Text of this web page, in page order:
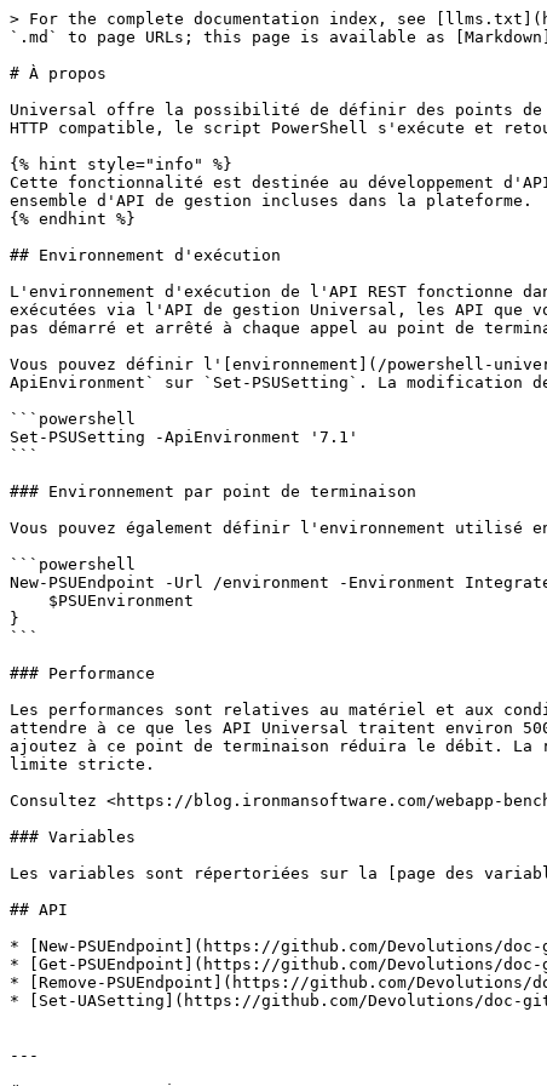
> For the complete documentation index, see
`.md` to page URLs; this page is available as
# À propos
Universal offre la possibilité de définir des points de
HTTP compatible, le script PowerShell s'exécute et
{% hint style="info" %}
Cette fonctionnalité est destinée au développement
ensemble d'API de gestion incluses dans la plateforme.
{% endhint %}
## Environnement d'exécution
L'environnement d'exécution de l'API REST fonctionne
exécutées via l'API de gestion Universal, les API que
pas démarré et arrêté à chaque appel au point de
Vous pouvez définir l'[environnement](/powershell-
ApiEnvironment` sur `Set-PSUSetting`. La modification
```powershell
Set-PSUSetting -ApiEnvironment '7.1'
```
### Environnement par point de terminaison
Vous pouvez également définir l'environnement utilisé
```powershell
New-PSUEndpoint -Url /environment -Environment
}
```
### Performance
Les performances sont relatives au matériel et aux
attendre à ce que les API Universal traitent environ
ajoutez à ce point de terminaison réduira le débit. La
limite stricte.
Consultez <https://blog.ironmansoftware.com/webapp-
### Variables
Les variables sont répertoriées sur la [page des
## API
* [New-PSUEndpoint](https://github.com/Devolutions/
* [Get-PSUEndpoint](https://github.com/Devolutions/
* [Remove-PSUEndpoint](https://github.com/
* [Set-UASetting](https://github.com/Devolutions/doc-
---